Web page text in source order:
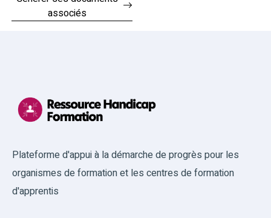
associés
Plateforme d'appui à la démarche de progrès pour les
organismes de formation et les centres de formation
d'apprentis